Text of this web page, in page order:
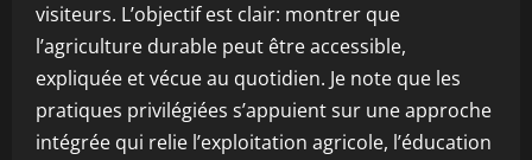
visiteurs. L’objectif est clair: montrer que
l’agriculture durable peut être accessible,
expliquée et vécue au quotidien. Je note que les
pratiques privilégiées s’appuient sur une approche
intégrée qui relie l’exploitation agricole, l’éducation